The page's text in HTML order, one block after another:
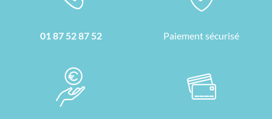
01 87 52 87 52 Paiement sécurisé